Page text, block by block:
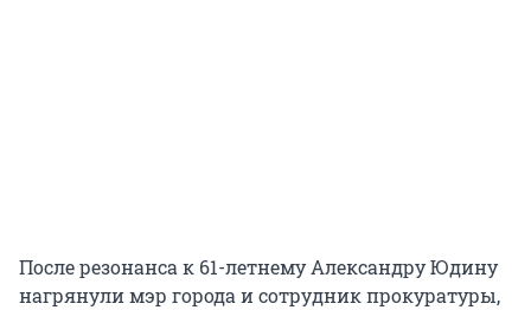
После резонанса к 61-летнему Александру Юдину
нагрянули мэр города и сотрудник прокуратуры,